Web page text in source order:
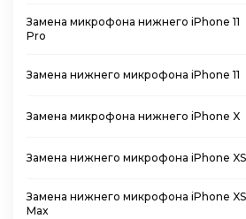
Замена микрофона нижнего iPhone 11
Pro
Замена нижнего микрофона iPhone 11
Замена микрофона нижнего iPhone X
Замена нижнего микрофона iPhone XS
Замена нижнего микрофона iPhone XS
Max